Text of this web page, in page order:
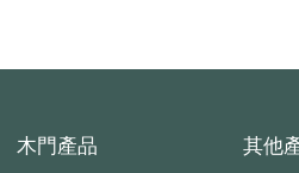
木門產品 其他